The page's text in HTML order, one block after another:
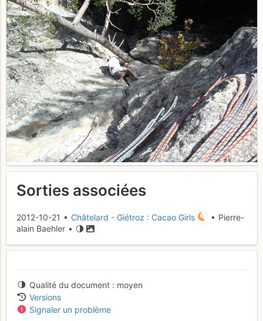
Sorties associées
2012-10-21 • Châtelard - Giétroz : Cacao Girls
• Pierre-
alain Baehler •
Qualité du document
moyen
Versions
Signaler un problème